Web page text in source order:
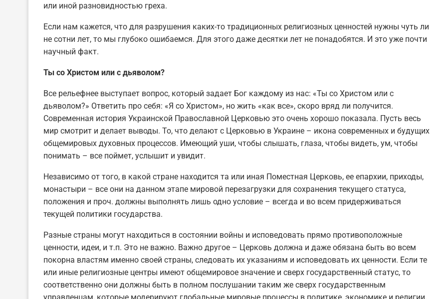
или иной разновидностью греха.
Если нам кажется, что для разрушения каких-то традиционных религиозных ценностей нужны чуть ли
не сотни лет, то мы глубоко ошибаемся. Для этого даже десятки лет не понадобятся. И это уже почти
научный факт.
Ты со Христом или с дьяволом?
Все рельефнее выступает вопрос, который задает Бог каждому из нас: «Ты со Христом или с
дьяволом?» Ответить про себя: «Я со Христом», но жить «как все», скоро вряд ли получится.
Современная история Украинской Православной Церковью это очень хорошо показала. Пусть весь
мир смотрит и делает выводы. То, что делают с Церковью в Украине – икона современных и будущих
общемировых духовных процессов. Имеющий уши, чтобы слышать, глаза, чтобы видеть, ум, чтобы
понимать – все поймет, услышит и увидит.
Независимо от того, в какой стране находится та или иная Поместная Церковь, ее епархии, приходы,
монастыри – все они на данном этапе мировой перезагрузки для сохранения текущего статуса,
положения и проч. должны выполнять лишь одно условие – всегда и во всем придерживаться
текущей политики государства.
Разные страны могут находиться в состоянии войны и исповедовать прямо противоположные
ценности, идеи, и т.п. Это не важно. Важно другое – Церковь должна и даже обязана быть во всем
покорна властям именно своей страны, следовать их указаниям и исповедовать их ценности. Если те
или иные религиозные центры имеют общемировое значение и сверх государственный статус, то
соответственно они должны быть в полном послушании таким же сверх государственным